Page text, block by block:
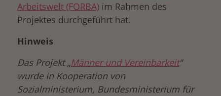
Arbeitswelt (FORBA) im Rahmen des
Projektes durchgeführt hat.
Hinweis
Das Projekt „Männer und Vereinbarkeit“
wurde in Kooperation von
Sozialministerium, Bundesministerium für